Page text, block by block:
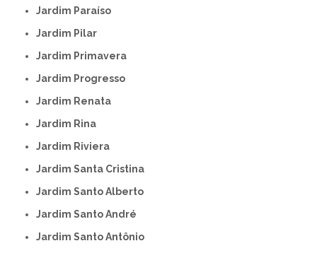
Jardim Paraíso
Jardim Pilar
Jardim Primavera
Jardim Progresso
Jardim Renata
Jardim Rina
Jardim Riviera
Jardim Santa Cristina
Jardim Santo Alberto
Jardim Santo André
Jardim Santo Antônio